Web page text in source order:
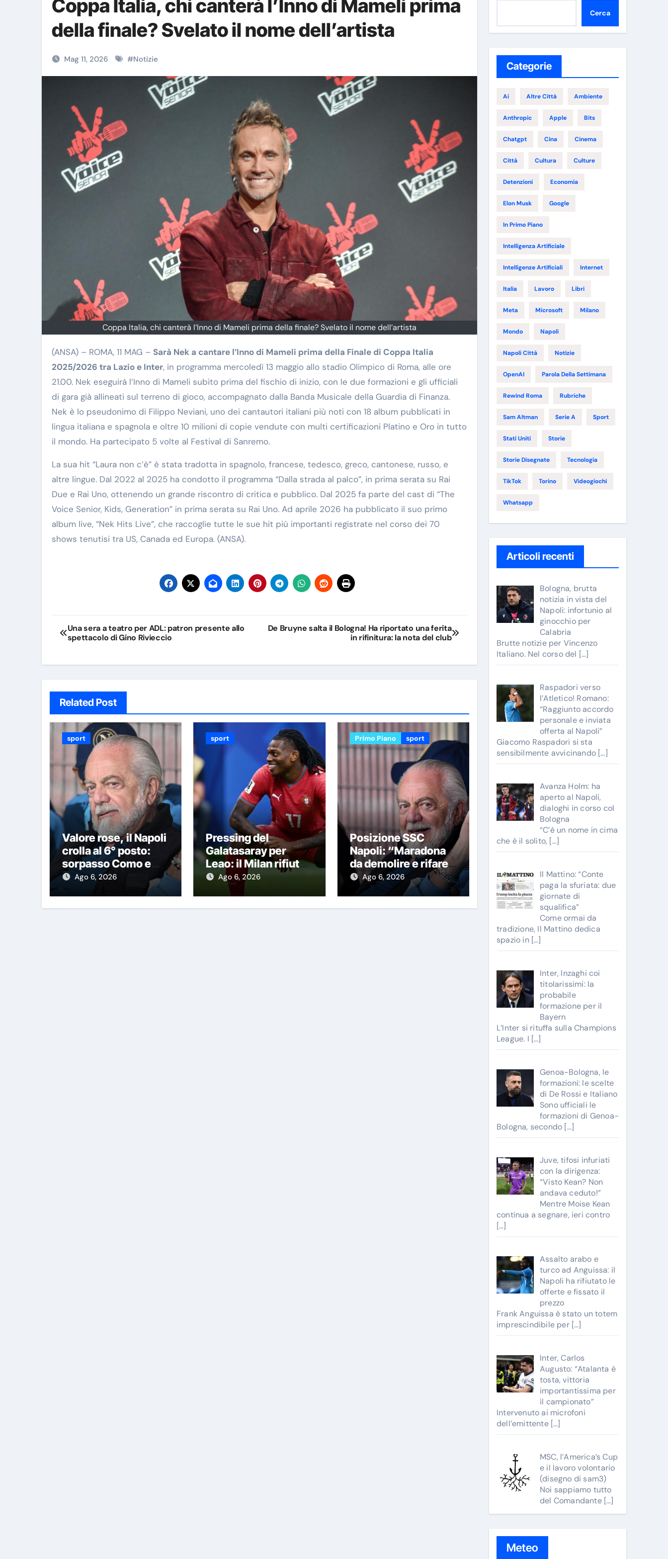
Coppa Italia, chi canterà l’Inno di Mameli prima
della finale? Svelato il nome dell’artista
Mag 11, 2026 #Notizie
Coppa Italia, chi canterà l’Inno di Mameli prima della finale? Svelato il nome dell’artista
(ANSA) – ROMA, 11 MAG – Sarà Nek a cantare l’Inno di Mameli prima della Finale di Coppa Italia
2025/2026 tra Lazio e Inter, in programma mercoledì 13 maggio allo stadio Olimpico di Roma, alle ore
21.00. Nek eseguirà l’Inno di Mameli subito prima del fischio di inizio, con le due formazioni e gli ufficiali
di gara già allineati sul terreno di gioco, accompagnato dalla Banda Musicale della Guardia di Finanza.
Nek è lo pseudonimo di Filippo Neviani, uno dei cantautori italiani più noti con 18 album pubblicati in
lingua italiana e spagnola e oltre 10 milioni di copie vendute con multi certificazioni Platino e Oro in tutto
il mondo. Ha partecipato 5 volte al Festival di Sanremo.
La sua hit “Laura non c’è” è stata tradotta in spagnolo, francese, tedesco, greco, cantonese, russo, e
altre lingue. Dal 2022 al 2025 ha condotto il programma “Dalla strada al palco”, in prima serata su Rai
Due e Rai Uno, ottenendo un grande riscontro di critica e pubblico. Dal 2025 fa parte del cast di “The
Voice Senior, Kids, Generation” in prima serata su Rai Uno. Ad aprile 2026 ha pubblicato il suo primo
album live, “Nek Hits Live”, che raccoglie tutte le sue hit più importanti registrate nel corso dei 70
shows tenutisi tra US, Canada ed Europa. (ANSA).
Navigazione
articoli
Una sera a teatro per ADL: patron presente allo
spettacolo di Gino Rivieccio
De Bruyne salta il Bologna! Ha riportato una ferita
in rifinitura: la nota del club
Related Post
sport
Valore rose, il Napoli
crolla al 6° posto:
sorpasso Como e
l’Atalanta è vicina
Ago 6, 2026
sport
Pressing del
Galatasaray per
Leao: il Milan rifiuta
prima offerta, le
cifre
Ago 6, 2026
Primo Piano sport
Posizione SSC
Napoli: “Maradona
da demolire e rifare!
Stadio nuovo in ex
area Q8”
Ago 6, 2026
Cerca
Categorie
Ai Altre Città Ambiente
Anthropic Apple Bits
Chatgpt Cina Cinema
Città Cultura Culture
Detenzioni Economia
Elon Musk Google
In Primo Piano
Intelligenza Artificiale
Intelligenze Artificiali Internet
Italia Lavoro Libri
Meta Microsoft Milano
Mondo Napoli
Napoli Città Notizie
OpenAI Parola Della Settimana
Rewind Roma Rubriche
Sam Altman Serie A Sport
Stati Uniti Storie
Storie Disegnate Tecnologia
TikTok Torino Videogiochi
Whatsapp
Articoli recenti
Bologna, brutta
notizia in vista del
Napoli: infortunio al
ginocchio per
Calabria
Brutte notizie per Vincenzo
Italiano. Nel corso del […]
Raspadori verso
l’Atletico! Romano:
“Raggiunto accordo
personale e inviata
offerta al Napoli”
Giacomo Raspadori si sta
sensibilmente avvicinando […]
Avanza Holm: ha
aperto al Napoli,
dialoghi in corso col
Bologna
“C’è un nome in cima
che è il solito, […]
Il Mattino: “Conte
paga la sfuriata: due
giornate di
squalifica”
Come ormai da
tradizione, Il Mattino dedica
spazio in […]
Inter, Inzaghi coi
titolarissimi: la
probabile
formazione per il
Bayern
L’Inter si rituffa sulla Champions
League. I […]
Genoa-Bologna, le
formazioni: le scelte
di De Rossi e Italiano
Sono ufficiali le
formazioni di Genoa-
Bologna, secondo […]
Juve, tifosi infuriati
con la dirigenza:
“Visto Kean? Non
andava ceduto!”
Mentre Moise Kean
continua a segnare, ieri contro
[…]
Assalto arabo e
turco ad Anguissa: il
Napoli ha rifiutato le
offerte e fissato il
prezzo
Frank Anguissa è stato un totem
imprescindibile per […]
Inter, Carlos
Augusto: “Atalanta è
tosta, vittoria
importantissima per
il campionato”
Intervenuto ai microfoni
dell’emittente […]
MSC, l’America’s Cup
e il lavoro volontario
(disegno di sam3)
Noi sappiamo tutto
del Comandante […]
Meteo